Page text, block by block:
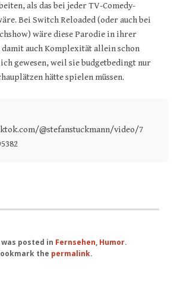
als das bei jeder TV-Comedy-
Bei Switch Reloaded (oder auch bei
wäre diese Parodie in ihrer
auch Komplexität allein schon
gewesen, weil sie budgetbedingt nur
hätte spielen müssen.
@stefanstuckmann/video/7
posted in Fernsehen, Humor.
the permalink.